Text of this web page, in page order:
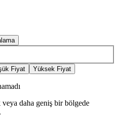
Fiyat Yüksek Fiyat
daha geniş bir bölgede